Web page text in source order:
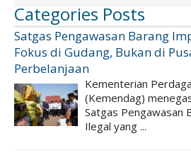
Categories Posts
Satgas Pengawasan Barang
Fokus di Gudang, Bukan di
Perbelanjaan
Kementerian
(Kemendag)
Satgas Pengawasan
Ilegal yang ...